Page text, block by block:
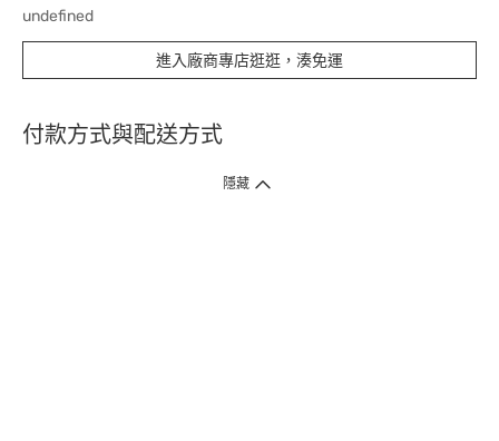
undefined
進入廠商專店逛逛，湊免運
付款方式與配送方式
隱藏